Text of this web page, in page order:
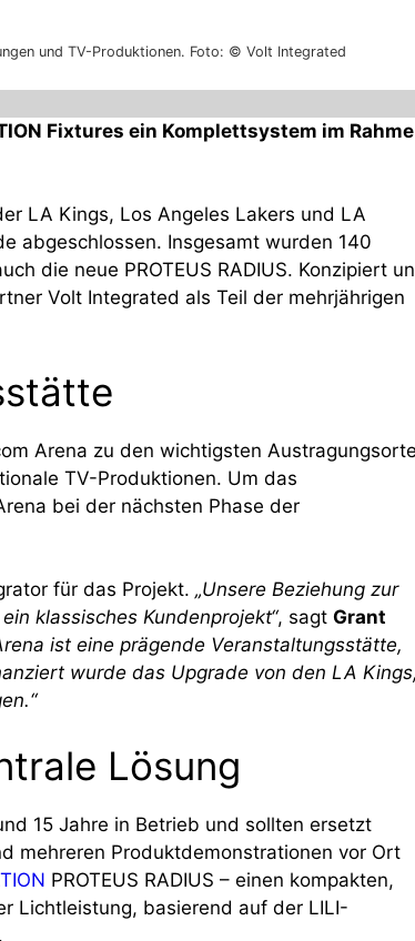
und TV-Produktionen. Foto: © Volt Integrated
Fixtures ein Komplettsystem im
LA Kings, Los Angeles Lakers und LA
abgeschlossen. Insgesamt wurden 140
die neue PROTEUS RADIUS. Konzipiert
Volt Integrated als Teil der mehrjährigen
Arena zu den wichtigsten
TV-Produktionen. Um das
bei der nächsten Phase der
für das Projekt. „Unsere Beziehung zur
klassisches Kundenprojekt“, sagt Grant
ist eine prägende Veranstaltungsstätte,
wurde das Upgrade von den LA
Lösung
15 Jahre in Betrieb und sollten ersetzt
mehreren Produktdemonstrationen vor Ort
PROTEUS RADIUS – einen kompakten,
Lichtleistung, basierend auf der LILI-